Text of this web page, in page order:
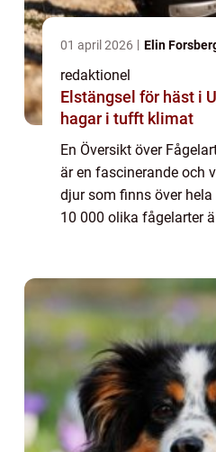
01 april 2026 Elin
redaktionel
Elstängsel för häst i
hagar i tufft klimat
En Översikt över
är en fascinerande och
djur som finns över
10 000 olika fågelarter